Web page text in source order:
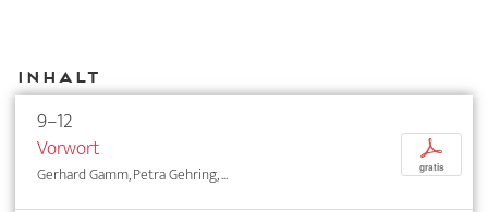
Inhalt
9–12
Vorwort
Gerhard Gamm, Petra Gehring, ...
p
gratis